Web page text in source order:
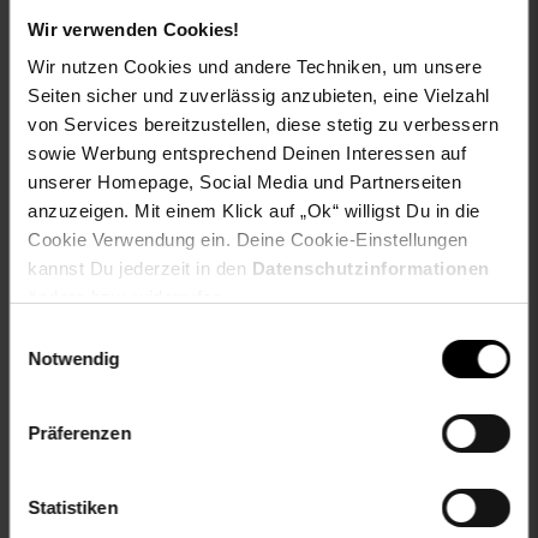
Wir verwenden Cookies!
Wir nutzen Cookies und andere Techniken, um unsere
Seiten sicher und zuverlässig anzubieten, eine Vielzahl
von Services bereitzustellen, diese stetig zu verbessern
sowie Werbung entsprechend Deinen Interessen auf
unserer Homepage, Social Media und Partnerseiten
anzuzeigen. Mit einem Klick auf „Ok“ willigst Du in die
Cookie Verwendung ein. Deine Cookie-Einstellungen
kannst Du jederzeit in den Datenschutzinformationen
Notwendig
Präferenzen
Statistiken
U/FTP Schirmung (Unscreened/Foiled Twisted-Pair-
Kabel) / Paare in Metallfolie (PiMF)
garantierte Abwärts- und Aufwärtskompatibilität zu
Cat.5e/Cat.5/Cat.6
vergoldete Kontaktflächen (Konnektoren)
sehr robust durch angespitzte Knickschutzhülle
hochwertige Kupfer-Innenleiter
Belegung gemäß EIA/TIA 568B
Datenverbindung: 7 X 0,08mm = AWG32
Artikelnummer: 2659507012
EAN: 4251259145172